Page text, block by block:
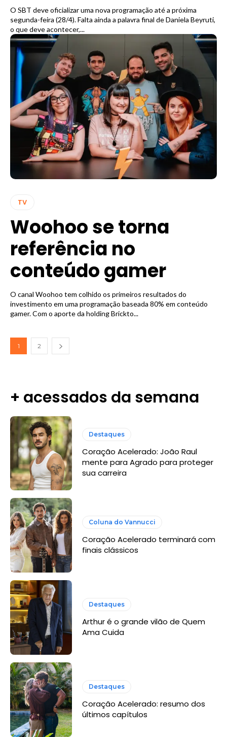
O SBT deve oficializar uma nova programação até a próxima
segunda-feira (28/4). Falta ainda a palavra final de Daniela Beyruti,
o que deve acontecer,...
TV
Woohoo se torna
referência no
conteúdo gamer
O canal Woohoo tem colhido os primeiros resultados do
investimento em uma programação baseada 80% em conteúdo
gamer. Com o aporte da holding Brickto...
1 2
+ acessados da semana
Destaques
Coração Acelerado: João Raul
mente para Agrado para proteger
sua carreira
Coluna do Vannucci
Coração Acelerado terminará com
finais clássicos
Destaques
Arthur é o grande vilão de Quem
Ama Cuida
Destaques
Coração Acelerado: resumo dos
últimos capítulos